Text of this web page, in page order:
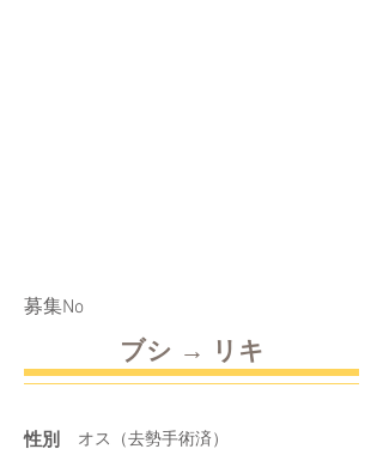
​募集No
ブシ → リキ
性別 オス（去勢手術済）